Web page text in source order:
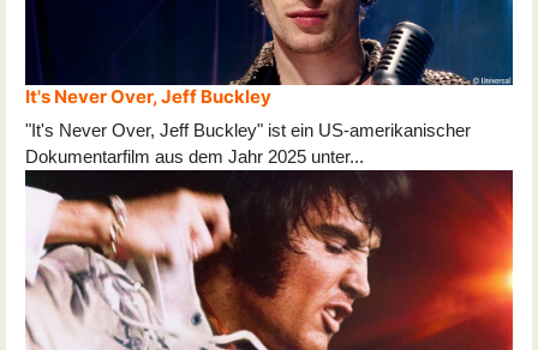
It's Never Over, Jeff Buckley
"It's Never Over, Jeff Buckley" ist ein US-amerikanischer
Dokumentarfilm aus dem Jahr 2025 unter...